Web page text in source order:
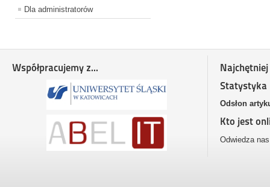
Dla administratorów
Współpracujemy z...
Statystyka
Odsłon
Kto jest
Odwiedza